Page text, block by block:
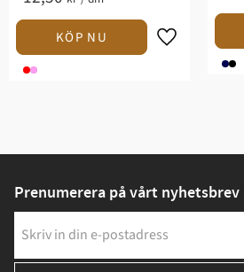
Prenumerera på vårt nyhetsbrev